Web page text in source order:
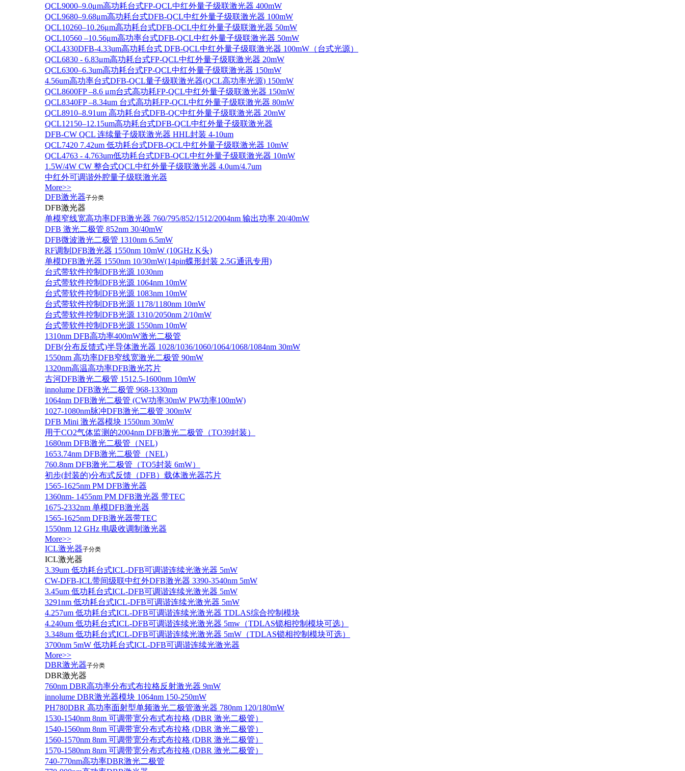
QCL9000–9.0μm高功耗台式FP-QCL中红外量子级联激光器 400mW
QCL9680–9.68μm高功耗台式DFB-QCL中红外量子级联激光器 100mW
QCL10260–10.26μm高功耗台式DFB-QCL中红外量子级联激光器 50mW
QCL10560 –10.56μm高功率台式DFB-QCL中红外量子级联激光器 50mW
QCL4330DFB-4.33um高功耗台式 DFB-QCL中红外量子级联激光器 100mW（台式光源）
QCL6830 - 6.83μm高功耗台式FP-QCL中红外量子级联激光器 20mW
QCL6300–6.3um高功耗台式FP-QCL中红外量子级联激光器 150mW
4.56um高功率台式DFB-QCL量子级联激光器(QCL高功率光源) 150mW
QCL8600FP –8.6 μm台式高功耗FP-QCL中红外量子级联激光器 150mW
QCL8340FP –8.34um 台式高功耗FP-QCL中红外量子级联激光器 80mW
QCL8910–8.91um 高功耗台式DFB-QC中红外量子级联激光器 20mW
QCL12150–12.15um高功耗台式DFB-QCL中红外量子级联激光器
DFB-CW QCL 连续量子级联激光器 HHL封装 4-10um
QCL7420 7.42um 低功耗台式DFB-QCL中红外量子级联激光器 10mW
QCL4763 - 4.763um低功耗台式DFB-QCL中红外量子级联激光器 10mW
1.5W/4W CW 整合式QCL中红外量子级联激光器 4.0um/4.7um
中红外可调谐外腔量子级联激光器
More>>
DFB激光器子分类
DFB激光器
单模窄线宽高功率DFB激光器 760/795/852/1512/2004nm 输出功率 20/40mW
DFB 激光二极管 852nm 30/40mW
DFB微波激光二极管 1310nm 6.5mW
RF调制DFB激光器 1550nm 10mW (10GHz K头)
单模DFB激光器 1550nm 10/30mW(14pin蝶形封装 2.5G通讯专用)
台式带软件控制DFB光源 1030nm
台式带软件控制DFB光源 1064nm 10mW
台式带软件控制DFB光源 1083nm 10mW
台式带软件控制DFB光源 1178/1180nm 10mW
台式带软件控制DFB光源 1310/2050nm 2/10mW
台式带软件控制DFB光源 1550nm 10mW
1310nm DFB高功率400mW激光二极管
DFB(分布反馈式)半导体激光器 1028/1036/1060/1064/1068/1084nm 30mW
1550nm 高功率DFB窄线宽激光二极管 90mW
1320nm高温高功率DFB激光芯片
古河DFB激光二极管 1512.5-1600nm 10mW
innolume DFB激光二极管 968-1330nm
1064nm DFB激光二极管 (CW功率30mW PW功率100mW)
1027-1080nm脉冲DFB激光二极管 300mW
DFB Mini 激光器模块 1550nm 30mW
用于CO2气体监测的2004nm DFB激光二极管（TO39封装）
1680nm DFB激光二极管（NEL)
1653.74nm DFB激光二极管（NEL)
760.8nm DFB激光二极管（TO5封装 6mW）
初步(封装的)分布式反馈（DFB）载体激光器芯片
1565-1625nm PM DFB激光器
1360nm- 1455nm PM DFB激光器 带TEC
1675-2332nm 单模DFB激光器
1565-1625nm DFB激光器带TEC
1550nm 12 GHz 电吸收调制激光器
More>>
ICL激光器子分类
ICL激光器
3.39um 低功耗台式ICL-DFB可调谐连续光激光器 5mW
CW-DFB-ICL带间级联中红外DFB激光器 3390-3540nm 5mW
3.45um 低功耗台式ICL-DFB可调谐连续光激光器 5mW
3291nm 低功耗台式ICL-DFB可调谐连续光激光器 5mW
4.257um 低功耗台式ICL-DFB可调谐连续光激光器 TDLAS综合控制模块
4.240um 低功耗台式ICL-DFB可调谐连续光激光器 5mw（TDLAS锁相控制模块可选）
3.348um 低功耗台式ICL-DFB可调谐连续光激光器 5mW（TDLAS锁相控制模块可选）
3700nm 5mW 低功耗台式ICL-DFB可调谐连续光激光器
More>>
DBR激光器子分类
DBR激光器
760nm DBR高功率分布式布拉格反射激光器 9mW
innolume DBR激光器模块 1064nm 150-250mW
PH780DBR 高功率面射型单频激光二极管激光器 780nm 120/180mW
1530-1540nm 8nm 可调带宽分布式布拉格 (DBR 激光二极管）
1540-1560nm 8nm 可调带宽分布式布拉格 (DBR 激光二极管）
1560-1570nm 8nm 可调带宽分布式布拉格 (DBR 激光二极管）
1570-1580nm 8nm 可调带宽分布式布拉格 (DBR 激光二极管）
740-770nm高功率DBR激光二极管